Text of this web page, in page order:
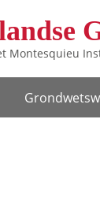
Montesquieu